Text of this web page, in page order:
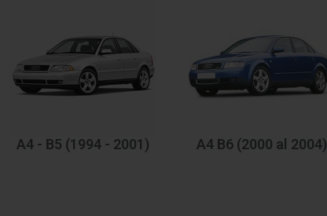
A4 - B5 (1994 - 2001) A4 B6 (2000 al 2004)